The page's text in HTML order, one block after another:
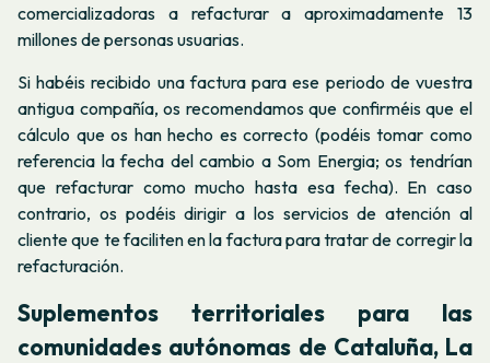
comercializadoras a refacturar a aproximadamente 13
millones de personas usuarias.
Si habéis recibido una factura para ese periodo de vuestra
antigua compañía, os recomendamos que confirméis que el
cálculo que os han hecho es correcto (podéis tomar como
referencia la fecha del cambio a Som Energia; os tendrían
que refacturar como mucho hasta esa fecha). En caso
contrario, os podéis dirigir a los servicios de atención al
cliente que te faciliten en la factura para tratar de corregir la
refacturación.
Suplementos territoriales para las
comunidades autónomas de Cataluña, La